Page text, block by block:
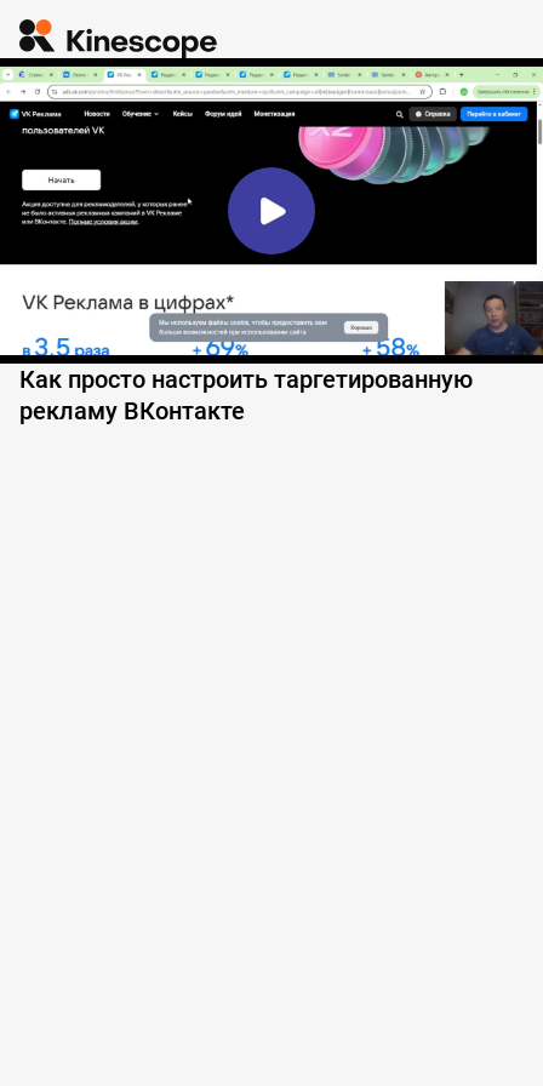
Как просто настроить таргетированную
рекламу ВКонтакте